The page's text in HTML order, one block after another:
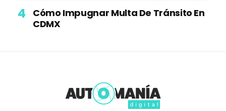
Cómo Impugnar Multa De Tránsito En
CDMX